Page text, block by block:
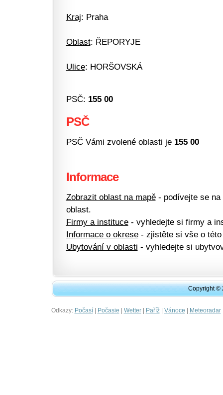
Kraj: Praha
Oblast: ŘEPORYJE
Ulice: HORŠOVSKÁ
PSČ: 155 00
PSČ
PSČ Vámi zvolené oblasti je 155 00
Informace
Zobrazit oblast na mapě- podívejte se na
oblast.
Firmy a instituce- vyhledejte si firmy a
Informace o okrese- zjistěte si vše o této
Ubytování v oblasti - vyhledejte si
Copyright ©
Odkazy: Počasí| Počasie | Wetter| Paříž| Vánoce | Meteoradar